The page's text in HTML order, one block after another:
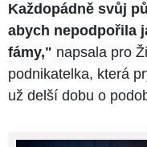
Každopádně svůj
abych nepodpořila
fámy," napsala pro
podnikatelka, která
už delší dobu o